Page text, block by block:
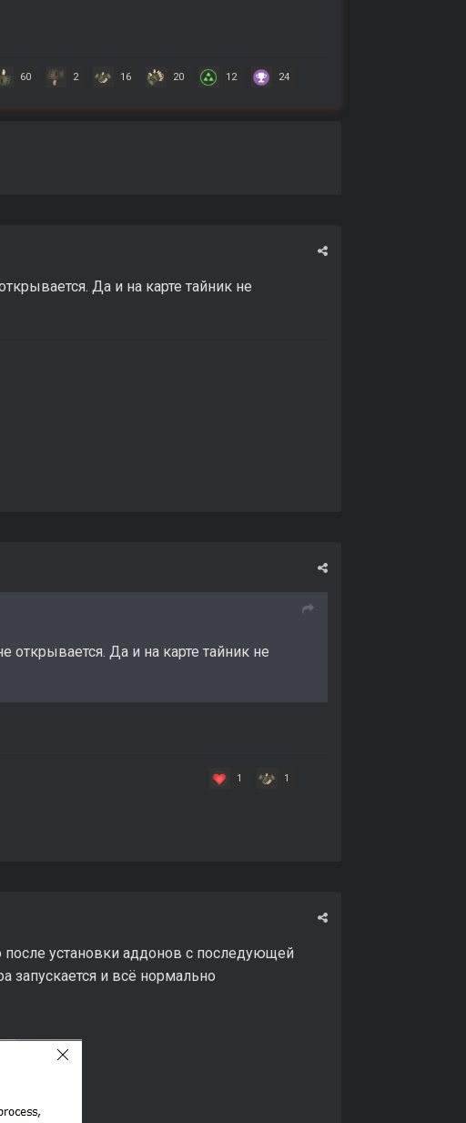
60 2 16 20 12 24
Да и на карте тайник не
Да и на карте тайник не
1 1
после установки аддонов с последующей
запускается и всё нормально